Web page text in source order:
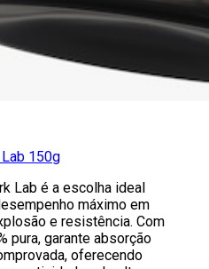
150g
Lab é a escolha ideal
máximo em
e resistência. Com
pura, garante absorção
oferecendo